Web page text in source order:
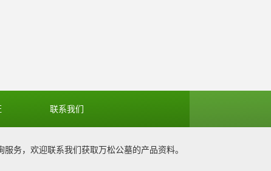
联系我们
服务，欢迎联系我们获取万松公墓的产品资料。